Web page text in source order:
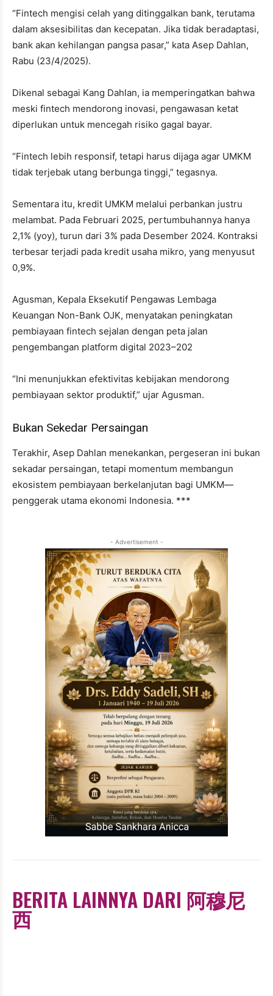
“Fintech mengisi celah yang ditinggalkan bank, terutama
dalam aksesibilitas dan kecepatan. Jika tidak beradaptasi,
bank akan kehilangan pangsa pasar,” kata Asep Dahlan,
Rabu (23/4/2025).
Dikenal sebagai Kang Dahlan, ia memperingatkan bahwa
meski fintech mendorong inovasi, pengawasan ketat
diperlukan untuk mencegah risiko gagal bayar.
“Fintech lebih responsif, tetapi harus dijaga agar UMKM
tidak terjebak utang berbunga tinggi,” tegasnya.
Sementara itu, kredit UMKM melalui perbankan justru
melambat. Pada Februari 2025, pertumbuhannya hanya
2,1% (yoy), turun dari 3% pada Desember 2024. Kontraksi
terbesar terjadi pada kredit usaha mikro, yang menyusut
0,9%.
Agusman, Kepala Eksekutif Pengawas Lembaga
Keuangan Non-Bank OJK, menyatakan peningkatan
pembiayaan fintech sejalan dengan peta jalan
pengembangan platform digital 2023–202
“Ini menunjukkan efektivitas kebijakan mendorong
pembiayaan sektor produktif,” ujar Agusman.
Bukan Sekedar Persaingan
Terakhir, Asep Dahlan menekankan, pergeseran ini bukan
sekadar persaingan, tetapi momentum membangun
ekosistem pembiayaan berkelanjutan bagi UMKM—
penggerak utama ekonomi Indonesia. ***
- Advertisement -
BERITA LAINNYA DARI 阿穆尼
西